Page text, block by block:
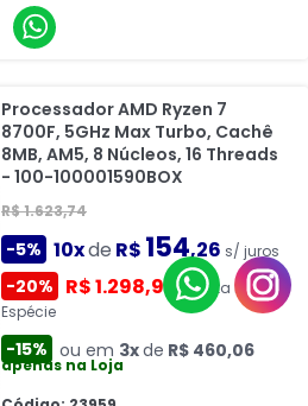
Processador AMD Ryzen 7
8700F, 5GHz Max Turbo, Cachê
8MB, AM5, 8 Núcleos, 16 Threads
- 100-100001590BOX
R$ 1.623,74
-5% 10xde R$ 154,26 s/ juros
-20% R$ 1.298,99à vista no PIX e
Espécie
-15% ou em 3xde R$ 460,06
apenas na Loja